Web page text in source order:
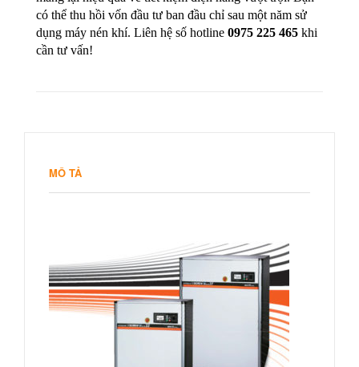
có thể thu hồi vốn đầu tư ban đầu chỉ sau một năm sử
dụng máy nén khí. Liên hệ số hotline 0975 225 465 khi
cần tư vấn!
MÔ TẢ